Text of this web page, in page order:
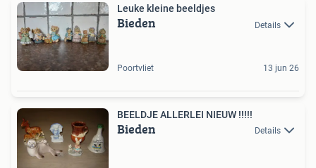
Leuke kleine beeldjes
Bieden Details
Poortvliet 13 jun 26
BEELDJE ALLERLEI NIEUW !!!!!
Bieden Details